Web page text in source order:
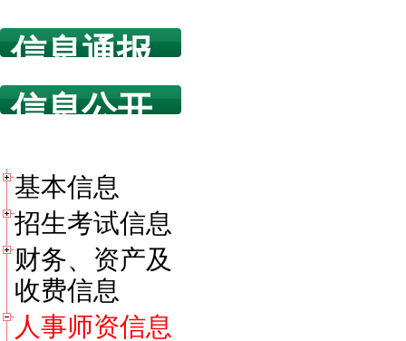
信息通报
信息公开
基本信息
招生考试信息
财务、资产及
收费信息
人事师资信息